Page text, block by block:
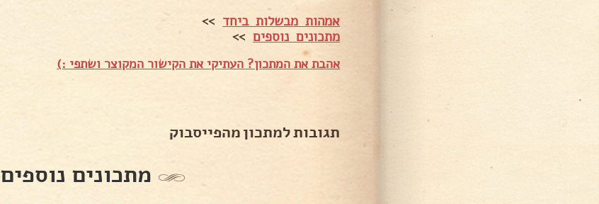
אמהות מבשלות ביחד >>
מתכונים נוספים>>
אהבת את המתכון? העתיקי את הקישור המקוצר ושתפי :)
תגובות למתכון מהפייסבוק
מתכונים נוספים